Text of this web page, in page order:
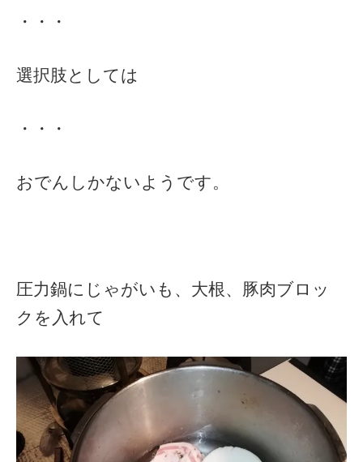
・・・
選択肢としては
・・・
おでんしかないようです。
圧力鍋にじゃがいも、大根、豚肉ブロッ
クを入れて